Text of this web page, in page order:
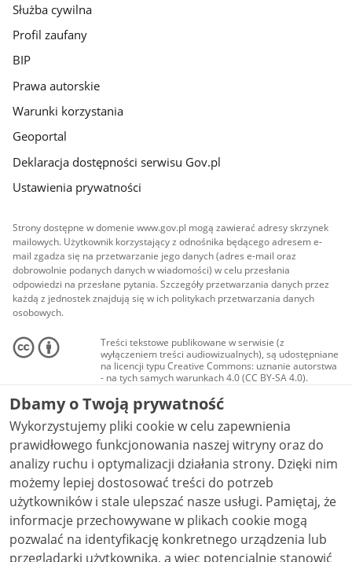
Służba cywilna
Profil zaufany
BIP
Prawa autorskie
Warunki korzystania
Geoportal
Deklaracja dostępności serwisu Gov.pl
Ustawienia prywatności
Strony dostępne w domenie www.gov.pl mogą zawierać adresy skrzynek
mailowych. Użytkownik korzystający z odnośnika będącego adresem e-
mail zgadza się na przetwarzanie jego danych (adres e-mail oraz
dobrowolnie podanych danych w wiadomości) w celu przesłania
odpowiedzi na przesłane pytania. Szczegóły przetwarzania danych przez
każdą z jednostek znajdują się w ich politykach przetwarzania danych
osobowych.
Treści tekstowe publikowane w serwisie (z
wyłączeniem treści audiowizualnych), są udostępniane
na licencji typu Creative Commons: uznanie autorstwa
- na tych samych warunkach 4.0 (CC BY-SA 4.0).
Materiały audiowizualne, w tym zdjęcia, materiały
audio i wideo, są udostępniane na licencji typu
Creative Commons: uznanie autorstwa użycie
niekomercyjne - bez utworów zależnych 4.0 (CC BY-
NC-ND 4.0), o ile nie jest to stwierdzone inaczej.
Dbamy o Twoją prywatność
Wykorzystujemy pliki cookie w celu zapewnienia
prawidłowego funkcjonowania naszej witryny oraz do
analizy ruchu i optymalizacji działania strony. Dzięki nim
możemy lepiej dostosować treści do potrzeb
użytkowników i stale ulepszać nasze usługi. Pamiętaj, że
informacje przechowywane w plikach cookie mogą
pozwalać na identyfikację konkretnego urządzenia lub
przeglądarki użytkownika, a więc potencjalnie stanowić